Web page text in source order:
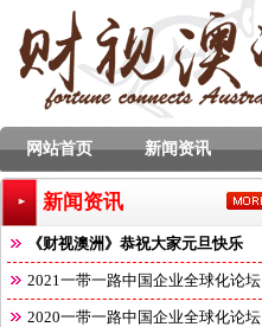
网站首页 新闻资讯
新闻资讯
《财视澳洲》恭祝大家元旦快乐
2021一带一路中国企业全球化论坛
2020一带一路中国企业全球化论坛